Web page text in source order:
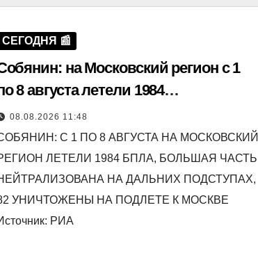
СЕГОДНЯ 📰
на Московский регион с 1
8 августа летели 1984
08.08.2026 11:48
С 1 ПО 8 АВГУСТА НА МОСКОВСКИЙ
ЛЕТЕЛИ 1984 БПЛА, БОЛЬШАЯ ЧАСТЬ
НА ДАЛЬНИХ ПОДСТУПАХ,
УНИЧТОЖЕНЫ НА ПОДЛЕТЕ К МОСКВЕ
РИА